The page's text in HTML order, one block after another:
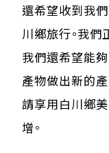
還希望收到我
川鄉旅行。我們
我們還希望能
產物做出新的產
請享用白川鄉
增。